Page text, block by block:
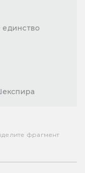
фрагмент